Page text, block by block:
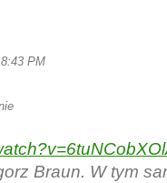
PM
Braun. W tym